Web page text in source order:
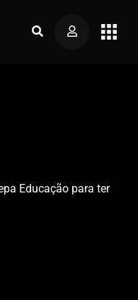
Educação para ter